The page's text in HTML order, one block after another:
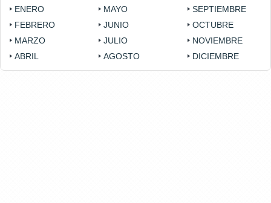
ENERO
FEBRERO
MARZO
ABRIL
MAYO
JUNIO
JULIO
AGOSTO
SEPTIEMBRE
OCTUBRE
NOVIEMBRE
DICIEMBRE